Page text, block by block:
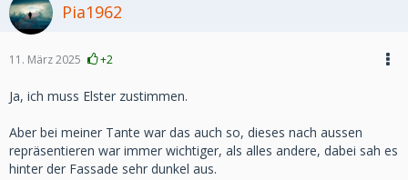
Pia1962
11. März 2025 +2
Ja, ich muss Elster zustimmen.
Aber bei meiner Tante war das auch so, dieses nach aussen
repräsentieren war immer wichtiger, als alles andere, dabei sah es
hinter der Fassade sehr dunkel aus.